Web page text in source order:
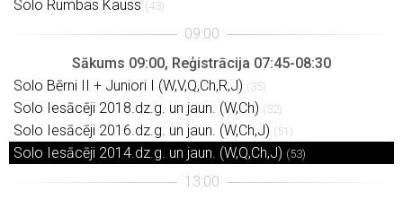
Solo Rumbas Kauss (43)
Sākums 09:00, Reģistrācija 07:45-08:30
Solo Bērni II + Juniori I (W,V,Q,Ch,R,J) (35)
Solo Iesācēji 2018.dz.g. un jaun. (W,Ch) (32)
Solo Iesācēji 2016.dz.g. un jaun. (W,Ch,J) (51)
Solo Iesācēji 2014.dz.g. un jaun. (W,Q,Ch,J) (53)